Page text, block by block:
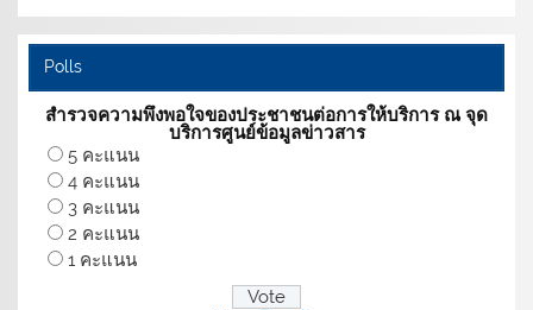
Polls
สำรวจความพึงพอใจของประชาชนต่อการให้บริการ ณ จุด
บริการศูนย์ข้อมูลข่าวสาร
5 คะแนน
4 คะแนน
3 คะแนน
2 คะแนน
1 คะแนน